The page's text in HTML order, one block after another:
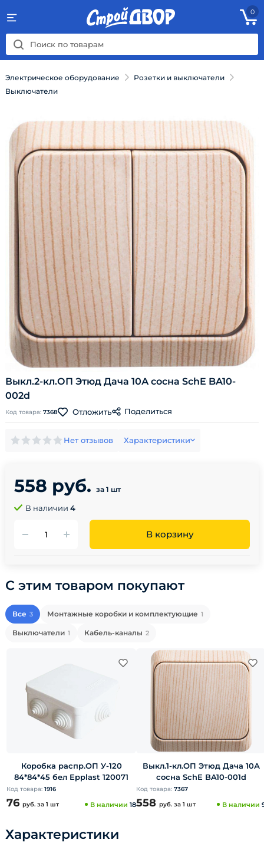
0
Электрическое оборудование
Розетки и выключатели
Выключатели
Выкл.2-кл.ОП Этюд Дача 10А сосна SchE BA10-
002d
Код товара: 7368 Отложить Поделиться
Нет отзывов Характеристики
558 руб. за 1 шт
В наличии 4
В корзину
С этим товаром покупают
Все 3 Монтажные коробки и комплектующие 1
Выключатели 1 Кабель-каналы 2
Коробка распр.ОП У-120
84*84*45 бел Epplast 120071
Код товара: 1916
76 руб. за 1 шт В наличии 18
Выкл.1-кл.ОП Этюд Дача 10А
сосна SchE BA10-001d
Код товара: 7367
558 руб. за 1 шт В наличии
Характеристики